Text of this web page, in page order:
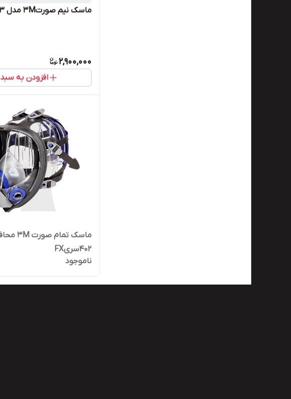
ماسک نیم صورت3M مدل 6503
2,900,000
افزودن به سبد
402سریFX
ناموجود